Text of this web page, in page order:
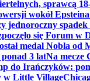
sprawcą
wokół Epsteina
jednoroczny
się Forum w
medal Nobla od
3 latNa mecze
do Irańczyków:
w Little Village